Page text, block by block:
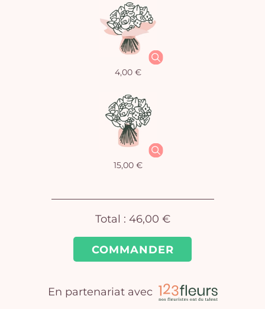
COMMANDER
4,00 €
15,00 €
Total : 46,00 €
En partenariat avec